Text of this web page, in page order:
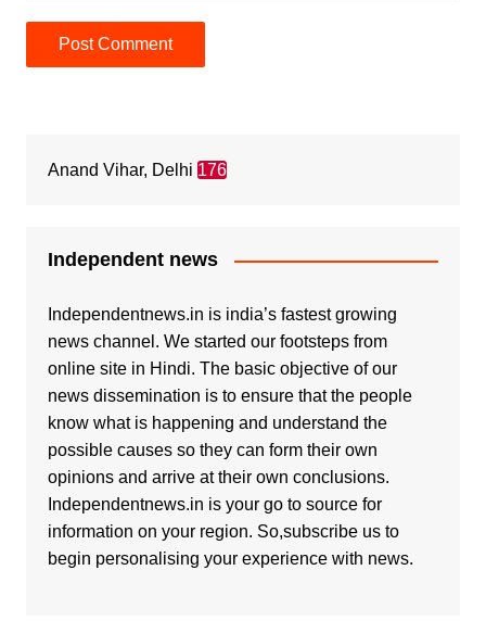
Anand Vihar, Delhi 176
Independent news
Independentnews.in is india’s fastest growing
news channel. We started our footsteps from
online site in Hindi. The basic objective of our
news dissemination is to ensure that the people
know what is happening and understand the
possible causes so they can form their own
opinions and arrive at their own conclusions.
Independentnews.in is your go to source for
information on your region. So,subscribe us to
begin personalising your experience with news.